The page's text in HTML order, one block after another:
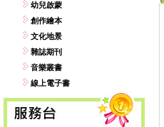
幼兒啟蒙
創作繪本
文化地景
雜誌期刊
音樂叢書
線上電子書